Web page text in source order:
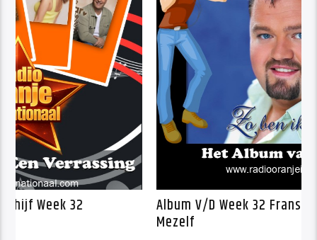
De Radio Oranje Kwartet Schijf Week 32